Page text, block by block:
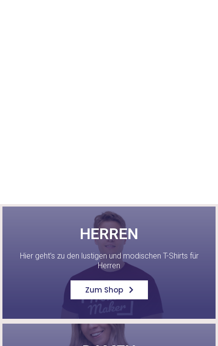
HERREN
Hier geht’s zu den lustigen und modischen T-Shirts für
Herren
Zum Shop